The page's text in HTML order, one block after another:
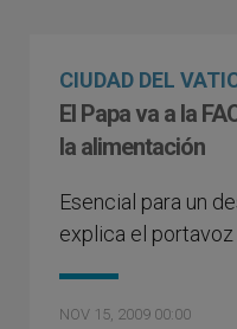
CIUDAD DEL
El Papa va a la
la alimentación
Esencial para un
explica el portavoz
NOV 15, 2009 00:00